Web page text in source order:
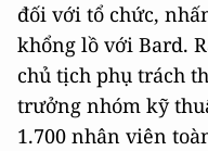
đối với tổ chức,
khổng lồ với Bard.
chủ tịch phụ trách
trưởng nhóm kỹ
1.700 nhân viên